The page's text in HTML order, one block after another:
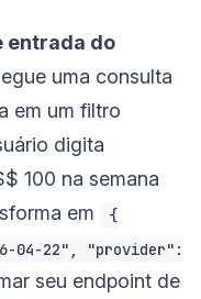
entrada do
uma consulta
em um filtro
digita
100 na semana
em
{
04-22", "provider":
seu endpoint de